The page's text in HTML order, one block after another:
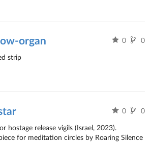
organ 0 0
strip
0 0
hostage release vigils (Israel, 2023).
for meditation circles by Roaring Silence